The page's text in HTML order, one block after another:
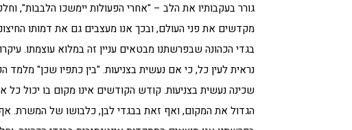
גורר בעקבותיו את הלב – "אחרי הפעולות יימשכו הלבבות",
מקדשים את פני העולם, ובכך אנו מעצבים גם את דמותו
בגדי הכהונה שבפרשתנו מבטאים עניין זה במלוא עוצמתו.
נראית לעין כל, כי אם נעשית בצניעות. "בין כתפיו שכן" מלמד
שכינה נעשית בצניעות. קודש הקודשים אינו מקום בו יכול
הגדול את המקום, ואף זאת בבגדי לבן, כלבושו של המשרת.